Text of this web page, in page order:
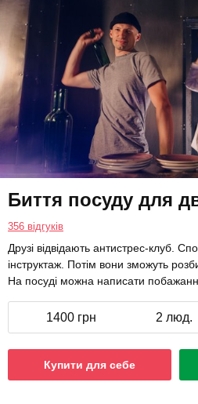
Биття посуду для
356 відгуків
Друзі відвідають антистрес-клуб.
інструктаж. Потім вони зможуть
На посуді можна написати
1400 грн 2 люд.
Купити для себе